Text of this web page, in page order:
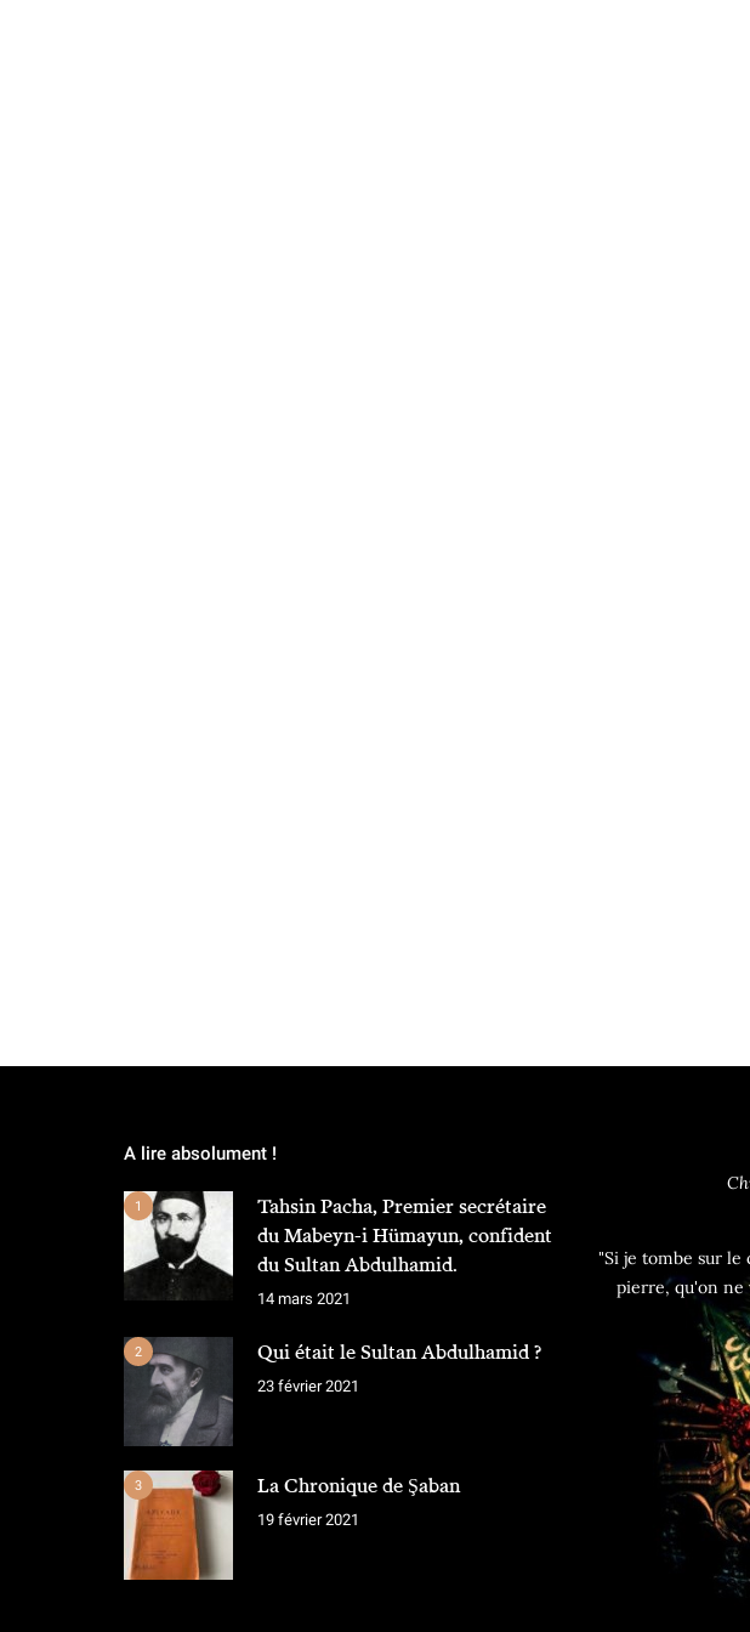
A lire absolument !
1
Tahsin Pacha, Premier secrétaire
du Mabeyn-i Hümayun, confident
du Sultan Abdulhamid.
14 mars 2021
2 Qui était le Sultan Abdulhamid ?
23 février 2021
3 La Chronique de Şaban
19 février 2021
"Si je tombe sur le
pierre, qu'on ne